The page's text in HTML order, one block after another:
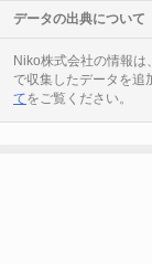
データの出典について
Niko株式会社の情報は、
で収集したデータを追
てをご覧ください。